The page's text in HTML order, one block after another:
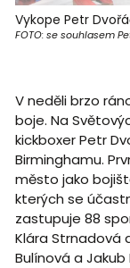
Vykope Petr
FOTO: se souhlasem
V neděli brzo
boje. Na
kickboxer Petr
Birminghamu.
město jako
kterých se
zastupuje 88
Klára Strnadová
Bulínová a